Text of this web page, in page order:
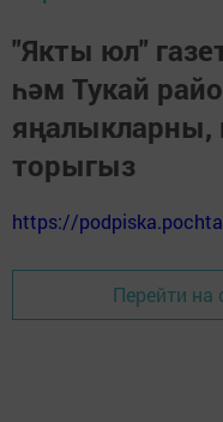
"Якты юл"
һәм Тукай
яңалыкларны,
торыгыз
https://
Перейти на